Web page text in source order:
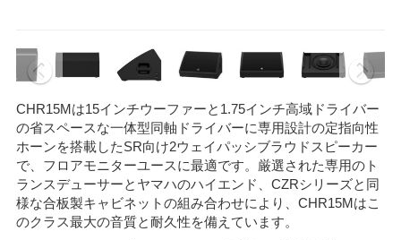
CHR15Mは15インチウーファーと1.75インチ高域ドライバー
の省スペースな一体型同軸ドライバーに専用設計の定指向性
ホーンを搭載したSR向け2ウェイパッシブラウドスピーカー
で、フロアモニターユースに最適です。厳選された専用のト
ランスデューサーとヤマハのハイエンド、CZRシリーズと同
様な合板製キャビネットの組み合わせにより、CHR15Mはこ
のクラス最大の音質と耐久性を備えています。